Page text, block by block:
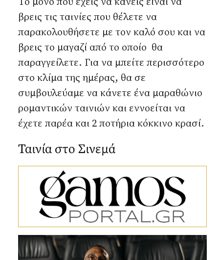
βρεις τις ταινίες που θέλετε να
παρακολουθήσετε με τον καλό σου και να
βρεις το μαγαζί από το οποίο θα
παραγγείλετε. Για να μπείτε περισσότερο
στο κλίμα της ημέρας, θα σε
συμβουλεύαμε να κάνετε ένα μαραθώνιο
ρομαντικών ταινιών και εννοείται να
έχετε παρέα και 2 ποτήρια κόκκινο κρασί.
Ταινία στο Σινεμά